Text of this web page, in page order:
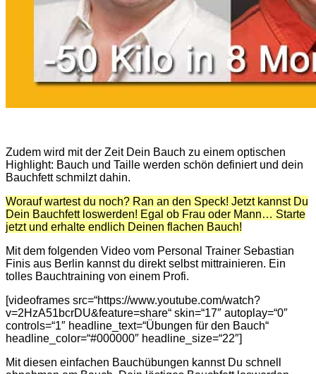
Zudem wird mit der Zeit Dein Bauch zu einem optischen
Highlight: Bauch und Taille werden schön definiert und dein
Bauchfett schmilzt dahin.
Worauf wartest du noch? Ran an den Speck! Jetzt kannst Du
Dein Bauchfett loswerden! Egal ob Frau oder Mann… Starte
jetzt und erhalte endlich Deinen flachen Bauch!
Mit dem folgenden Video vom Personal Trainer Sebastian
Finis aus Berlin kannst du direkt selbst mittrainieren. Ein
tolles Bauchtraining von einem Profi.
[videoframes src=“https://www.youtube.com/watch?
v=2HzA51bcrDU&feature=share“ skin=“17″ autoplay=“0″
controls=“1″ headline_text=“Übungen für den Bauch“
headline_color=“#000000″ headline_size=“22″]
Mit diesen einfachen Bauchübungen kannst Du schnell